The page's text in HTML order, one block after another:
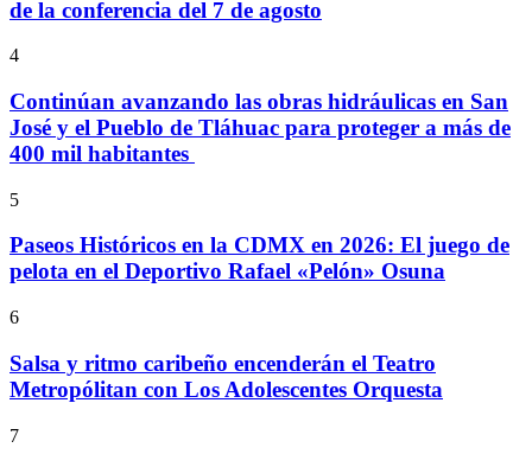
de la conferencia del 7 de agosto
4
Continúan avanzando las obras hidráulicas en San
José y el Pueblo de Tláhuac para proteger a más de
400 mil habitantes
5
Paseos Históricos en la CDMX en 2026: El juego de
pelota en el Deportivo Rafael «Pelón» Osuna
6
Salsa y ritmo caribeño encenderán el Teatro
Metropólitan con Los Adolescentes Orquesta
7